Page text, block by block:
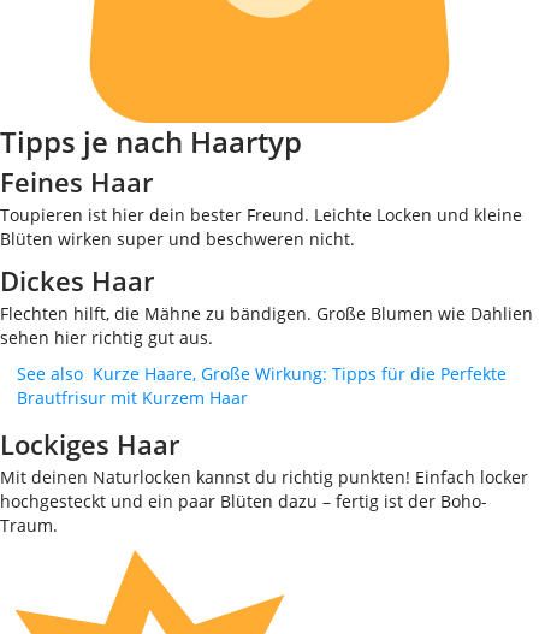
Tipps je nach Haartyp
Feines Haar
Toupieren ist hier dein bester Freund. Leichte Locken und kleine
Blüten wirken super und beschweren nicht.
Dickes Haar
Flechten hilft, die Mähne zu bändigen. Große Blumen wie Dahlien
sehen hier richtig gut aus.
See also Kurze Haare, Große Wirkung: Tipps für die Perfekte
Brautfrisur mit Kurzem Haar
Lockiges Haar
Mit deinen Naturlocken kannst du richtig punkten! Einfach locker
hochgesteckt und ein paar Blüten dazu – fertig ist der Boho-
Traum.